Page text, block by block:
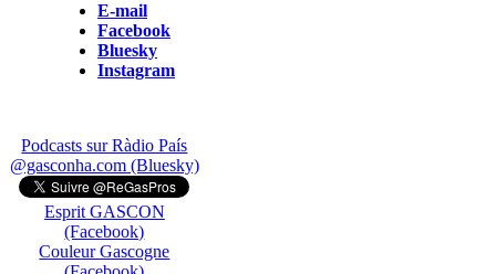
E-mail
Facebook
Bluesky
Instagram
Podcasts sur Ràdio País
@gasconha.com (Bluesky)
Esprit GASCON
(Facebook)
Couleur Gascogne